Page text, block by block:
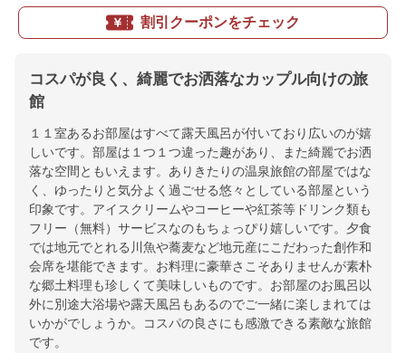
割引クーポンをチェック
コスパが良く、綺麗でお洒落なカップル向けの旅
館
１１室あるお部屋はすべて露天風呂が付いており広いのが嬉
しいです。部屋は１つ１つ違った趣があり、また綺麗でお洒
落な空間ともいえます。ありきたりの温泉旅館の部屋ではな
く、ゆったりと気分よく過ごせる悠々としている部屋という
印象です。アイスクリームやコーヒーや紅茶等ドリンク類も
フリー（無料）サービスなのもちょっぴり嬉しいです。夕食
では地元でとれる川魚や蕎麦など地元産にこだわった創作和
会席を堪能できます。お料理に豪華さこそありませんが素朴
な郷土料理も珍しくて美味しいものです。お部屋のお風呂以
外に別途大浴場や露天風呂もあるのでご一緒に楽しまれては
いかがでしょうか。コスパの良さにも感激できる素敵な旅館
です。